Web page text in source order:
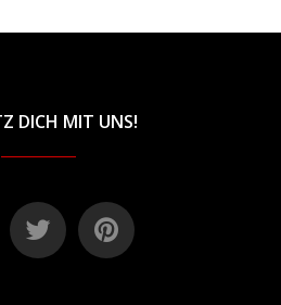
DICH MIT UNS!